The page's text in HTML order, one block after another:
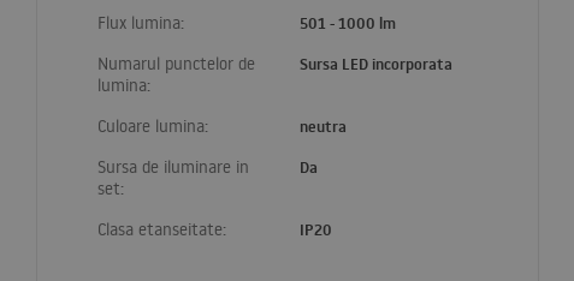
Flux lumina:
501 - 1000 lm
Numarul punctelor de
lumina:
Sursa LED incorporata
Culoare lumina: neutra
Sursa de iluminare in
set:
Da
Clasa etanseitate: IP20